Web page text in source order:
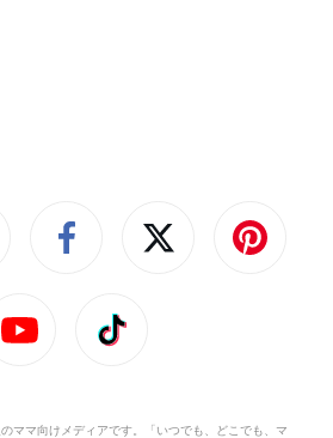
ママ向けメディアです。「いつでも、どこでも、マ